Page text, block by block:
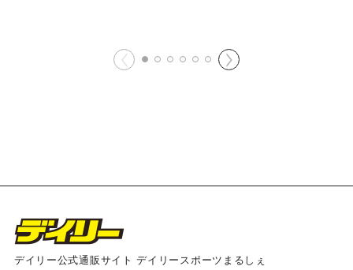
デイリー公式通販サイト デイリースポーツまるしぇ